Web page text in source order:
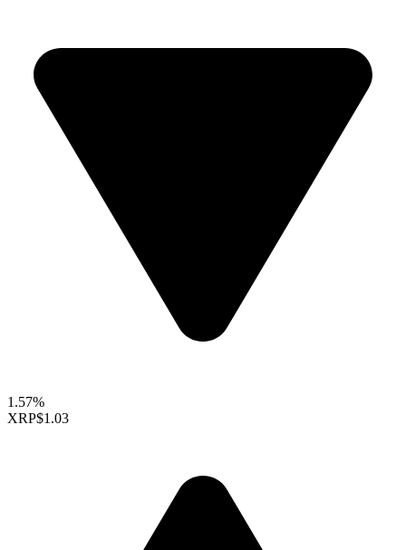
1.57%
XRP$1.03